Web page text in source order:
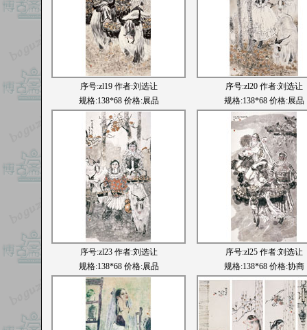
序号:zl19作者:刘选让 序号:zl20作者:刘选让
规格:138*68 价格:展品
规格:138*68 价格:展品
序号:zl23作者:刘选让 序号:zl25作者:刘选让
规格:138*68 价格:展品
规格:138*68 价格:协商